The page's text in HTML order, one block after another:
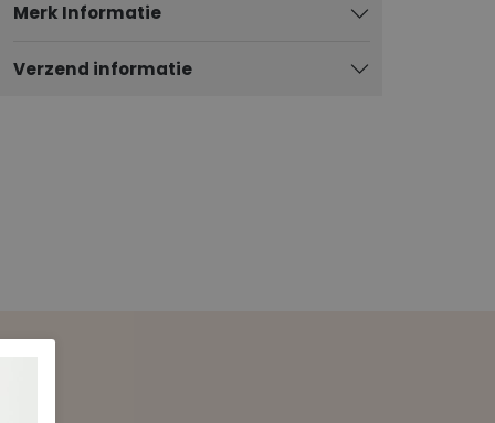
Merk Informatie
Verzend informatie